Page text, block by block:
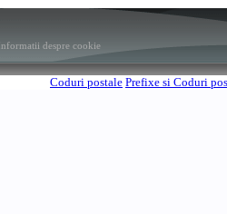
Informatii despre cookie
Coduri postale Prefixe si Coduri